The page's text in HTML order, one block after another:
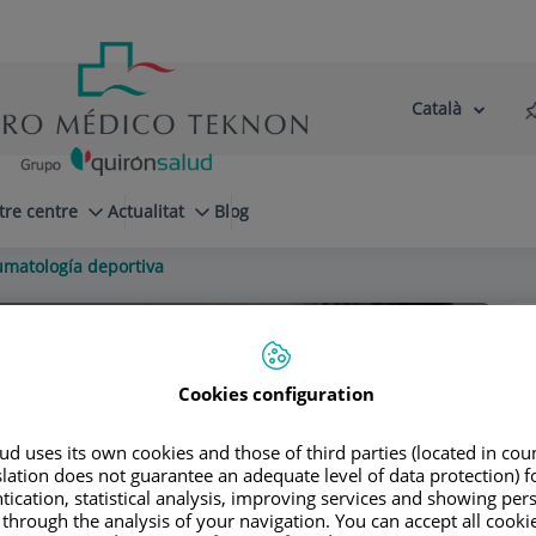
Selector
Llenguatge
Català
centre Actualitat Blog
deportiva
Institut
ADULTS
Cookies configuration
uses its own cookies and those of third parties (located in
does not guarantee an adequate level of data protection)
statistical analysis, improving services and showing
the analysis of your navigation. You can accept all